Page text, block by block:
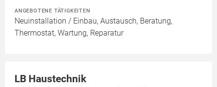
ANGEBOTENE TÄTIGKEITEN
Neuinstallation / Einbau, Austausch, Beratung,
Thermostat, Wartung, Reparatur
LB Haustechnik